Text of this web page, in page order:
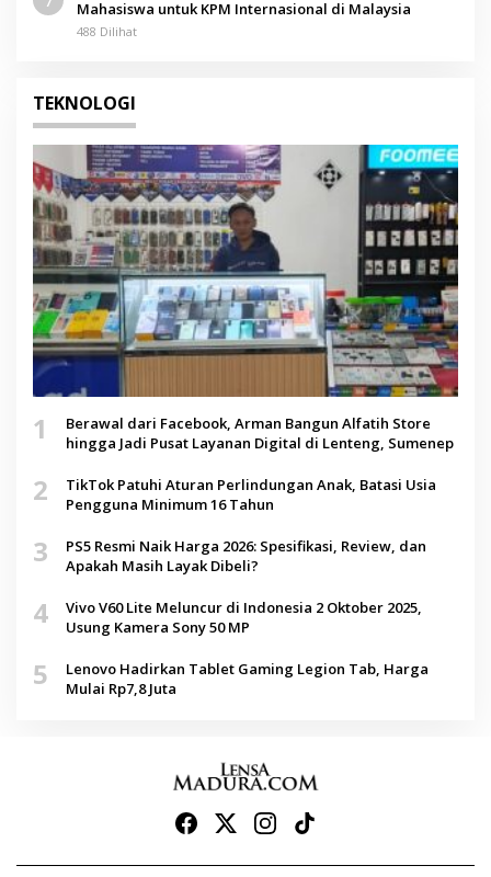
Mahasiswa untuk KPM Internasional di Malaysia
488 Dilihat
TEKNOLOGI
1
Berawal dari Facebook, Arman Bangun Alfatih Store
hingga Jadi Pusat Layanan Digital di Lenteng, Sumenep
2
TikTok Patuhi Aturan Perlindungan Anak, Batasi Usia
Pengguna Minimum 16 Tahun
3
PS5 Resmi Naik Harga 2026: Spesifikasi, Review, dan
Apakah Masih Layak Dibeli?
4
Vivo V60 Lite Meluncur di Indonesia 2 Oktober 2025,
Usung Kamera Sony 50 MP
5
Lenovo Hadirkan Tablet Gaming Legion Tab, Harga
Mulai Rp7,8 Juta